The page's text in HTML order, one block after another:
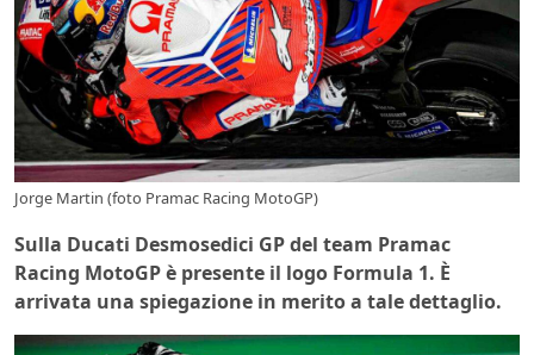
Jorge Martin (foto Pramac Racing MotoGP)
Sulla Ducati Desmosedici GP del team Pramac
Racing MotoGP è presente il logo Formula 1. È
arrivata una spiegazione in merito a tale dettaglio.